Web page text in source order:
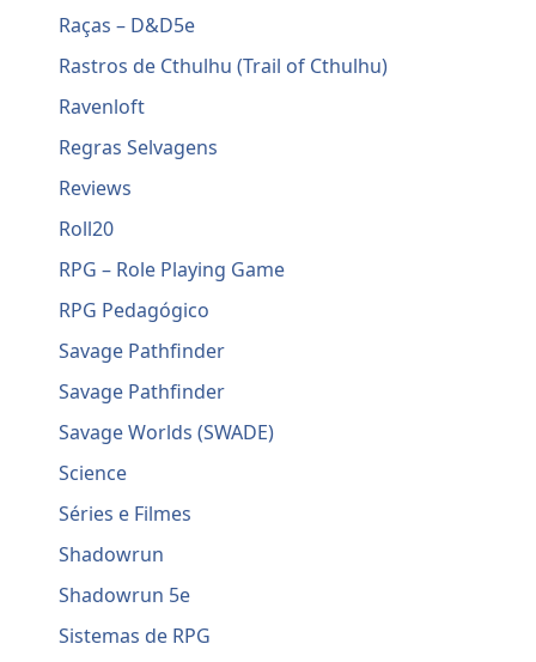
Raças – D&D5e
Rastros de Cthulhu (Trail of Cthulhu)
Ravenloft
Regras Selvagens
Reviews
Roll20
RPG – Role Playing Game
RPG Pedagógico
Savage Pathfinder
Savage Pathfinder
Savage Worlds (SWADE)
Science
Séries e Filmes
Shadowrun
Shadowrun 5e
Sistemas de RPG